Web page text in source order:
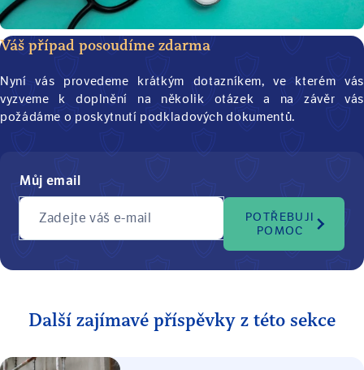
Váš případ posoudíme zdarma
Nyní vás provedeme krátkým dotazníkem, ve kterém vás
vyzveme k doplnění na několik otázek a na závěr vás
požádáme o poskytnutí podkladových dokumentů.
Můj email
Zadejte váš e-mail
POTŘEBUJI
POMOC
Další zajímavé příspěvky z této sekce